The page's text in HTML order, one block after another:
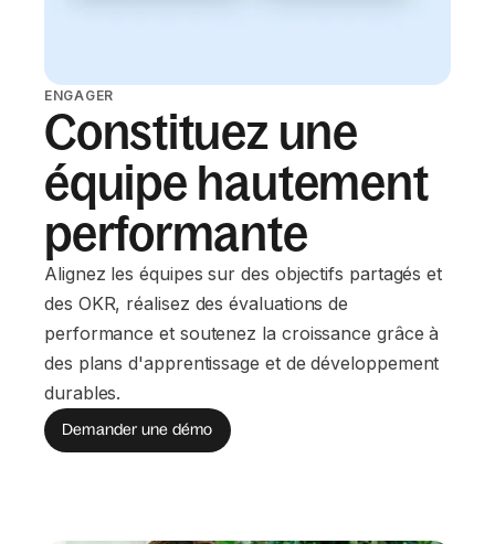
ENGAGER
Constituez une
équipe hautement
performante
Alignez les équipes sur des objectifs partagés et
des OKR, réalisez des évaluations de
performance et soutenez la croissance grâce à
des plans d'apprentissage et de développement
durables.
Demander une démo